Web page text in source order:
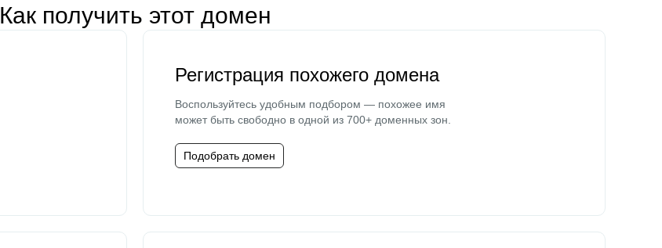
Как получить этот домен
Регистрация похожего домена
Воспользуйтесь удобным подбором — похожее имя
может быть свободно в одной из 700+ доменных зон.
Подобрать домен